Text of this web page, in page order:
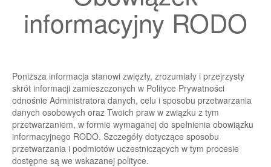
informacyjny RODO
Poniższa informacja stanowi zwięzły, zrozumiały i przejrzysty
skrót informacji zamieszczonych w Polityce Prywatności
odnośnie Administratora danych, celu i sposobu przetwarzania
danych osobowych oraz Twoich praw w związku z tym
przetwarzaniem, w formie wymaganej do spełnienia obowiązku
informacyjnego RODO. Szczegóły dotyczące sposobu
przetwarzania i podmiotów uczestniczących w tym procesie
dostępne są we wskazanej polityce.